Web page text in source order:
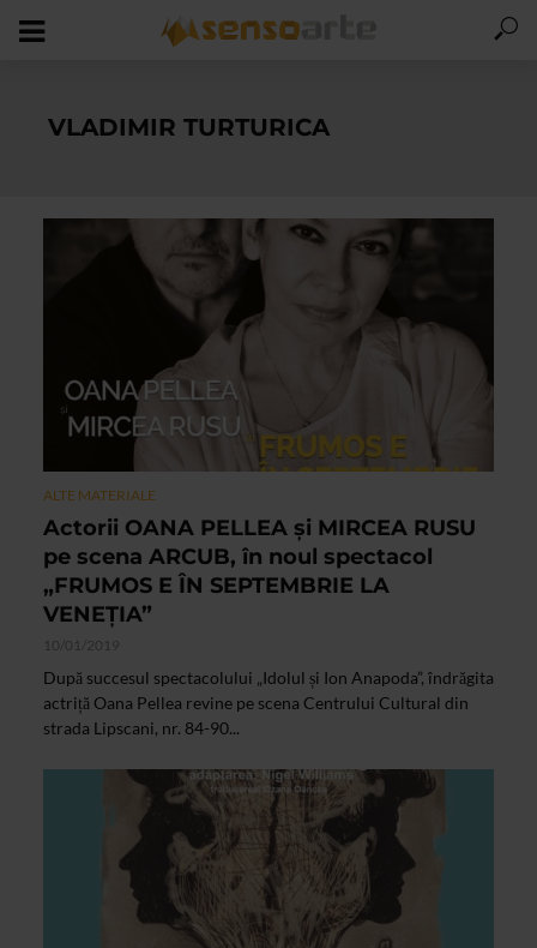
VLADIMIR TURTURICA
ALTE MATERIALE
Actorii OANA PELLEA și MIRCEA RUSU
pe scena ARCUB, în noul spectacol
„FRUMOS E ÎN SEPTEMBRIE LA
VENEȚIA”
10/01/2019
După succesul spectacolului „Idolul și Ion Anapoda”, îndrăgita
actriță Oana Pellea revine pe scena Centrului Cultural din
strada Lipscani, nr. 84-90...